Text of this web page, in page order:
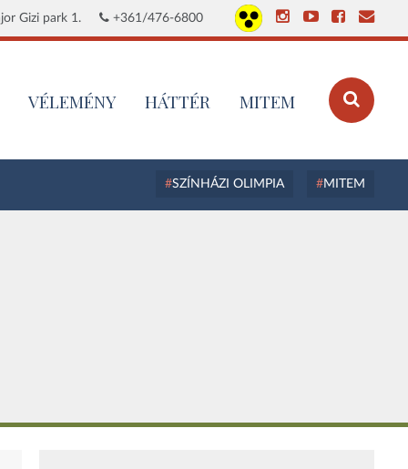
Gizi park 1. +361/476-6800
VÉLEMÉNY HÁTTÉR MITEM
SZÍNHÁZI OLIMPIA MITEM